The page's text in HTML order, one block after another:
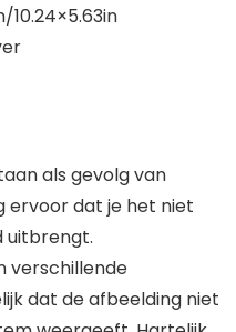
als gevolg van
ervoor dat je het niet
uitbrengt.
verschillende
dat de afbeelding niet